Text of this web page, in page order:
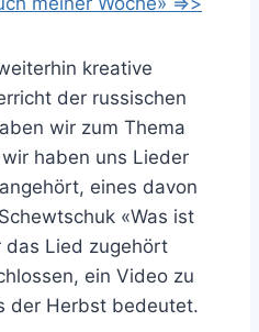
kreative
der russischen
wir zum Thema
haben uns Lieder
eines davon
«Was ist
das Lied zugehört
ein Video zu
der Herbst bedeutet.